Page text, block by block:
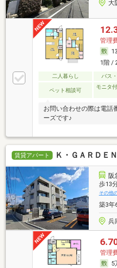
大
管理
1階 /
二人暮らし バス
ペット相談可
モニタ
お問い合わせの際は電話
ーズです♪
賃貸アパート Ｋ・ＧＡＲＤＥＮ
阪
歩13
その他
築3年
兵
管理
5